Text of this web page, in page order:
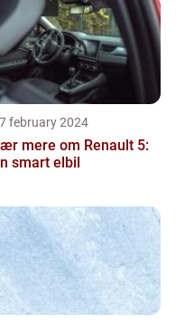
february 2024
mere om Renault 5:
smart elbil